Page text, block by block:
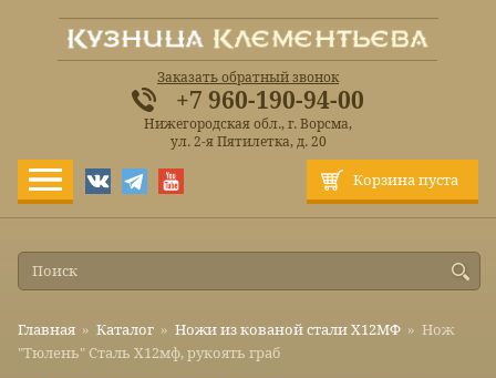
Корзина пуста
Заказать обратный звонок
+7 960-190-94-00
Нижегородская обл., г. Ворсма,
ул. 2-я Пятилетка, д. 20
Главная » Каталог » Ножи из кованой стали Х12МФ » Нож
"Тюлень" Сталь Х12мф, рукоять граб